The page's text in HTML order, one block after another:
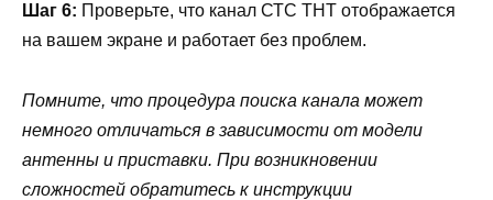
Шаг 6: Проверьте, что канал СТС ТНТ отображается
на вашем экране и работает без проблем.
Помните, что процедура поиска канала может
немного отличаться в зависимости от модели
антенны и приставки. При возникновении
сложностей обратитесь к инструкции